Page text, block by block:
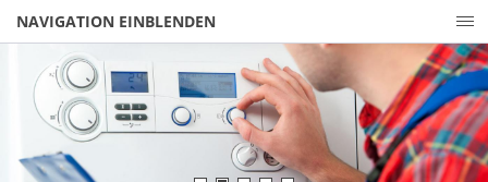
NAVIGATION EINBLENDEN